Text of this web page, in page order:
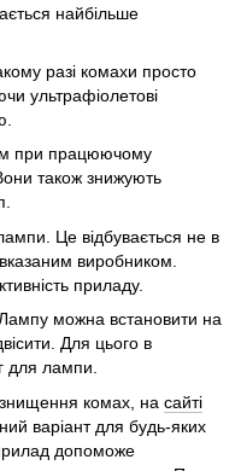
найбільше
разі комахи просто
ультрафіолетові
при працюючому
також знижують
Це відбувається не в
виробником.
приладу.
можна встановити на
Для цього в
для лампи.
комах, на сайті
варіант для будь-яких
допоможе